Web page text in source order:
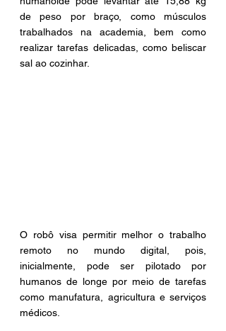
de peso por braço, como músculos
trabalhados na academia, bem como
realizar tarefas delicadas, como beliscar
sal ao cozinhar.
O robô visa permitir melhor o trabalho
remoto no mundo digital, pois,
inicialmente, pode ser pilotado por
humanos de longe por meio de tarefas
como manufatura, agricultura e serviços
médicos.